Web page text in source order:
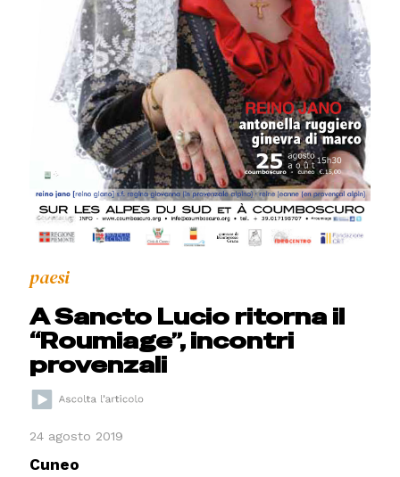
paesi
A Sancto Lucio ritorna il
“Roumiage”, incontri
provenzali
24 agosto 2019
Cuneo